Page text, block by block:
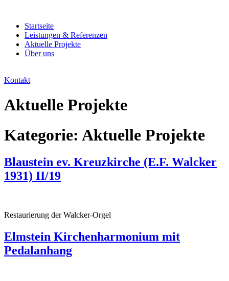
Startseite
Leistungen & Referenzen
Aktuelle Projekte
Über uns
Kontakt
Aktuelle Projekte
Kategorie: Aktuelle Projekte
Blaustein ev. Kreuzkirche (E.F. Walcker
1931) II/19
Restaurierung der Walcker-Orgel
Elmstein Kirchenharmonium mit
Pedalanhang